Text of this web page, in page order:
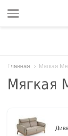
Главная Мягкая
Мягкая